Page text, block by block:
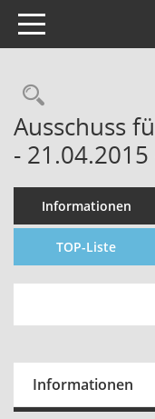
Toggle navigation
Ausschuss
-
Informationen
TOP-Liste
Informationen